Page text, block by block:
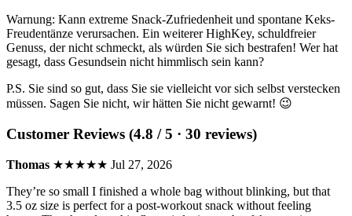
Warnung: Kann extreme Snack-Zufriedenheit und spontane Keks-
Freudentänze verursachen. Ein weiterer HighKey, schuldfreier
Genuss, der nicht schmeckt, als würden Sie sich bestrafen! Wer hat
gesagt, dass Gesundsein nicht himmlisch sein kann?
P.S. Sie sind so gut, dass Sie sie vielleicht vor sich selbst verstecken
müssen. Sagen Sie nicht, wir hätten Sie nicht gewarnt! 😉
Customer Reviews (4.8 / 5 · 30 reviews)
Thomas ★★★★★ Jul 27, 2026
They’re so small I finished a whole bag without blinking, but that
3.5 oz size is perfect for a post-workout snack without feeling